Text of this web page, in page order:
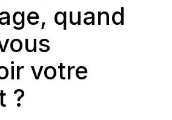
quand
votre
?